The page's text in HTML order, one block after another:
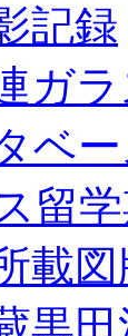
記録
ガ
ベ
留
載
黒